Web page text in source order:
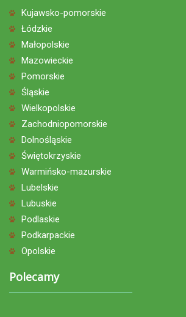
Kujawsko-pomorskie
Łódzkie
Małopolskie
Mazowieckie
Pomorskie
Śląskie
Wielkopolskie
Zachodniopomorskie
Dolnośląskie
Świętokrzyskie
Warmińsko-mazurskie
Lubelskie
Lubuskie
Podlaskie
Podkarpackie
Opolskie
Polecamy